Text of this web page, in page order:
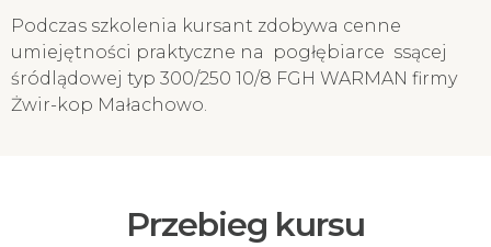
Podczas szkolenia kursant zdobywa cenne
umiejętności praktyczne na pogłębiarce ssącej
śródlądowej typ 300/250 10/8 FGH WARMAN firmy
Żwir-kop Małachowo.
Przebieg kursu